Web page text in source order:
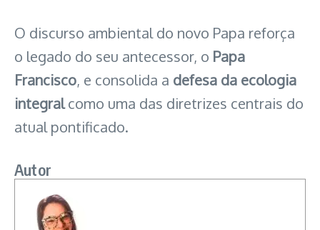
O discurso ambiental do novo Papa reforça
o legado do seu antecessor, o Papa
Francisco, e consolida a defesa da ecologia
integralcomo uma das diretrizes centrais do
atual pontificado.
Autor